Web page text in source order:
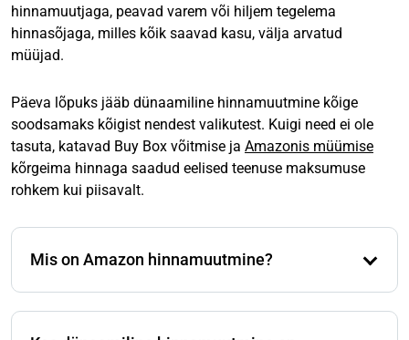
hinnamuutjaga, peavad varem või hiljem tegelema
hinnasõjaga, milles kõik saavad kasu, välja arvatud
müüjad.
Päeva lõpuks jääb dünaamiline hinnamuutmine kõige
soodsamaks kõigist nendest valikutest. Kuigi need ei ole
tasuta, katavad Buy Box võitmise ja Amazonis müümise
kõrgeima hinnaga saadud eelised teenuse maksumuse
rohkem kui piisavalt.
Mis on Amazon hinnamuutmine?